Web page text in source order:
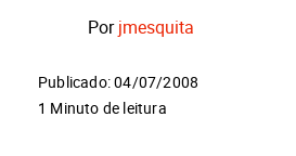
Porjmesquita
Publicado: 04/07/2008
1 Minuto de leitura